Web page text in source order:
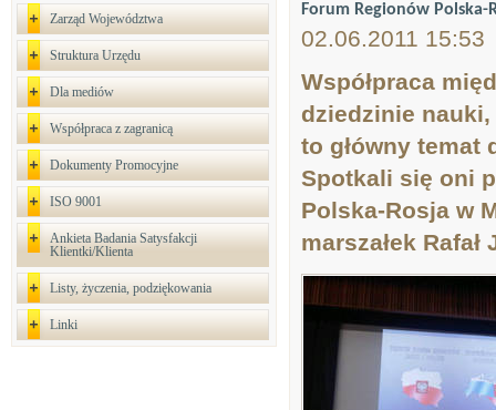
Zarząd Województwa
Struktura Urzędu
Dla mediów
Współpraca z zagranicą
Dokumenty Promocyjne
ISO 9001
Ankieta Badania Satysfakcji
Klientki/Klienta
Listy, życzenia, podziękowania
Linki
Forum Regionów Polska-
02.06.2011 15:53
Współpraca
dziedzinie
to główny temat
Spotkali się oni
Polska-Rosja w
marszałek